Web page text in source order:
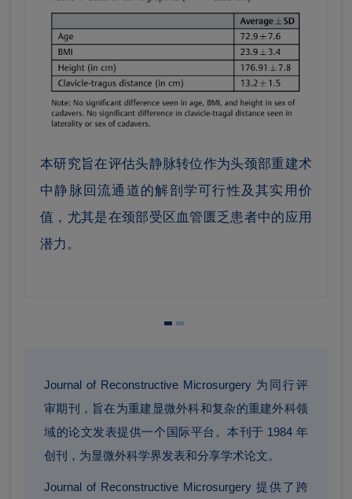
本研究旨在评估头静脉转位作为头颈部重建术
中静脉回流通道的解剖学可行性及其实用价
值，尤其是在颈部受区血管匮乏患者中的应用
潜力。
Journal of Reconstructive Microsurgery 为同行评
审期刊，旨在为重建显微外科和复杂的重建外科领
域的论文发表提供一个国际平台。本刊于 1984 年
创刊，为显微外科学界发表和分享学术论文。
Journal of Reconstructive Microsurgery 提供了跨